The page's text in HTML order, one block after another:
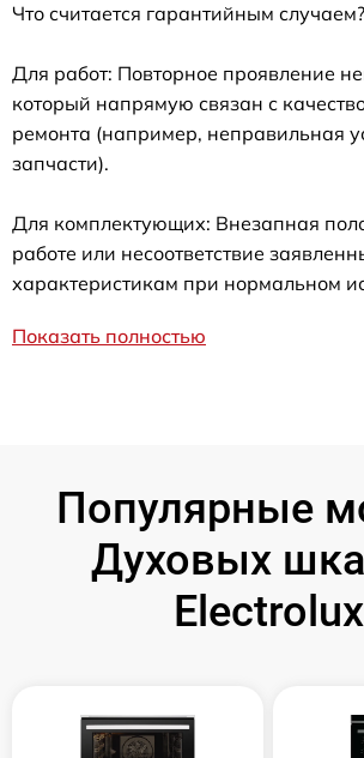
Что считается гарантийным случаем?
Для работ: Повторное проявление
который напрямую связан с
ремонта (например, неправильная
запчасти).
Для комплектующих: Внезапная
работе или несоответствие
характеристикам при нормальном
Показать полностью
Популярные
Духовых
Electrolux